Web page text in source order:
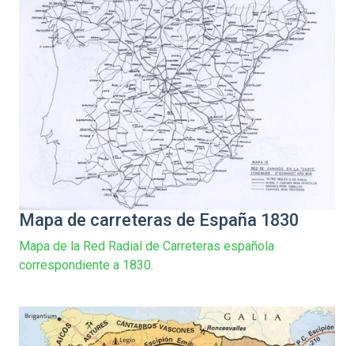
Mapa de carreteras de España 1830
Mapa de la Red Radial de Carreteras española
correspondiente a 1830.